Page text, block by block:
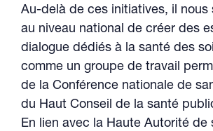
Au-delà de ces initiatives, il nous
au niveau national de créer des
dialogue dédiés à la santé des
comme un groupe de travail
de la Conférence nationale de
du Haut Conseil de la santé
En lien avec la Haute Autorité de